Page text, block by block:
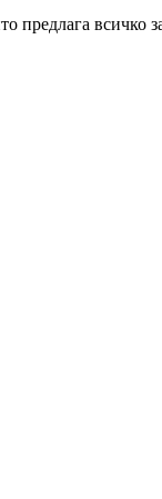
предлага всичко